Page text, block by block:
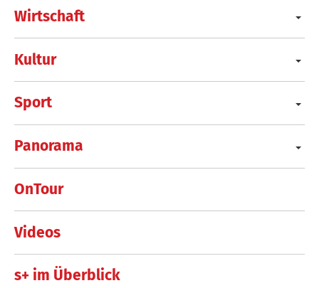
Wirtschaft
Kultur
Sport
Panorama
OnTour
Videos
s+ im Überblick